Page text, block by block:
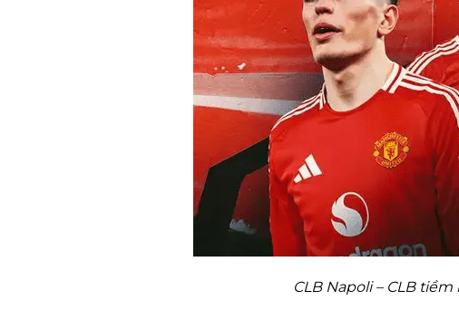
CLB Napoli – CLB